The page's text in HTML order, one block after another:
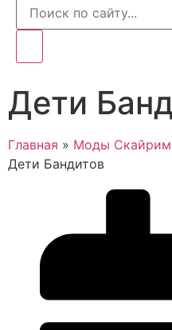
Дети
Главная » Моды Скайрим
Дети Бандитов